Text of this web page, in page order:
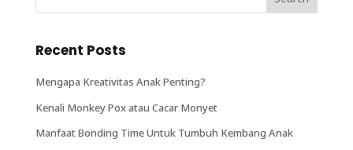
Recent Posts
Mengapa Kreativitas Anak Penting?
Kenali Monkey Pox atau Cacar Monyet
Manfaat Bonding Time Untuk Tumbuh Kembang Anak